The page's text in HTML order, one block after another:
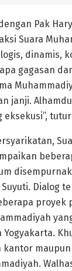
Pak
Suara
dinamis,
gagasan
janji.
Dialog
proyek
kantor